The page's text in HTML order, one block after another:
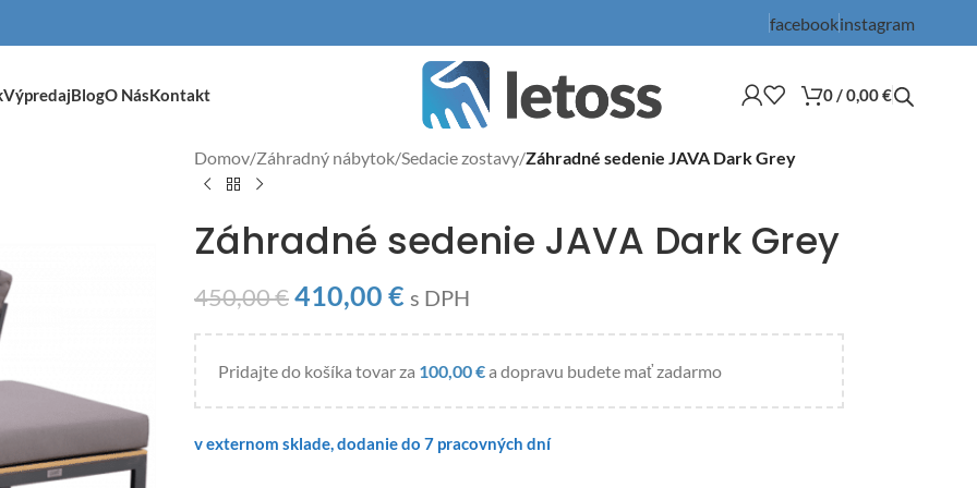
facebookinstagram
VýpredajBlogO NásKontakt 0 /0,00€
Domov/Záhradný nábytok/Sedacie zostavy/Záhradné sedenie JAVA Dark Grey
Záhradné sedenie JAVA Dark Grey
450,00€410,00 € s DPH
Pridajte do košíka tovar za 100,00€a dopravu budete mať zadarmo
v externom sklade, dodanie do 7 pracovných dní